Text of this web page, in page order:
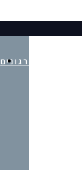
הרצאות לארגונים